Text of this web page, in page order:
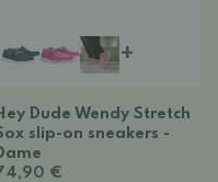
+
Dude Wendy Stretch
slip-on sneakers -
€